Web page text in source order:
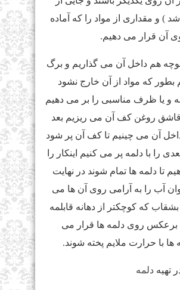
) و مقداری از مواد را که آماده
آن قرار می دهیم.
هم داخل آن می گذاریم و برگ
بطور که مواد از آن خارج نشود
و یا ظرف مناسبی را بر می دهیم
قاشق روغن کف آن می ریزیم بعد
آن می چینیم تا کف آن پر شود
را با دلمه پر می کنیم اینکار را
تا دلمه ها تمام شوند در نهایت
آب را به آرامی روی آن ها می
که کوچکتر از دهانه قابلمه
برعکس روی دلمه ها قرار می
ها با حرارت ملایم پخته شوند.
تهیه دلمه